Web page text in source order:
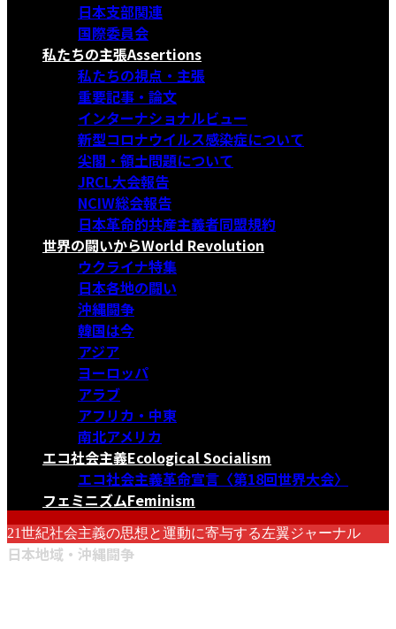
日本支部関連
国際委員会
私たちの主張Assertions
私たちの視点・主張
重要記事・論文
インターナショナルビュー
新型コロナウイルス感染症について
尖閣・領土問題について
JRCL大会報告
NCIW総会報告
日本革命的共産主義者同盟規約
世界の闘いからWorld Revolution
ウクライナ特集
日本各地の闘い
沖縄闘争
韓国は今
アジア
ヨーロッパ
アラブ
アフリカ・中東
南北アメリカ
エコ社会主義Ecological Socialism
エコ社会主義革命宣言〈第18回世界大会〉
フェミニズムFeminism
21世紀社会主義の思想と運動に寄与する左翼ジャーナル
日本地域・沖縄闘争